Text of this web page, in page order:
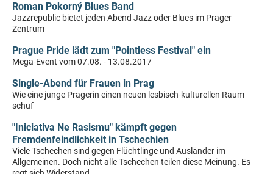
Roman Pokorný Blues Band
Jazzrepublic bietet jeden Abend Jazz oder Blues im Prager
Zentrum
Prague Pride lädt zum "Pointless Festival" ein
Mega-Event vom 07.08. - 13.08.2017
Single-Abend für Frauen in Prag
Wie eine junge Pragerin einen neuen lesbisch-kulturellen Raum
schuf
"Iniciativa Ne Rasismu" kämpft gegen
Fremdenfeindlichkeit in Tschechien
Viele Tschechen sind gegen Flüchtlinge und Ausländer im
Allgemeinen. Doch nicht alle Tschechen teilen diese Meinung. Es